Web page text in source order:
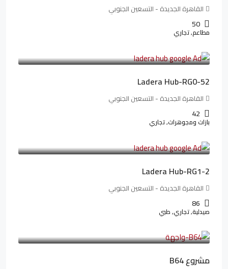
القاهرة الجديدة - التسعين الجنوبي
50
مطاعم, تجاري
13,319,821LE
Ladera Hub-RG0-52
القاهرة الجديدة - التسعين الجنوبي
42
بازات ومجوهرات, تجاري
38,551,500LE
Ladera Hub-RG1-2
القاهرة الجديدة - التسعين الجنوبي
86
صيدلية, تجاري, طبي
3,125,000LE
مشروع B64